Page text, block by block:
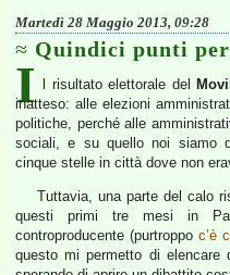
Martedì 28 Maggio 2013, 09:28
Quindici punti
I l risultato elettorale del
inatteso: alle elezioni
politiche, perché alle
sociali, e su quello noi siamo
cinque stelle in città dove non
Tuttavia, una parte del calo
questi primi tre mesi in
controproducente (purtroppoc’è
questo mi permetto di elencare